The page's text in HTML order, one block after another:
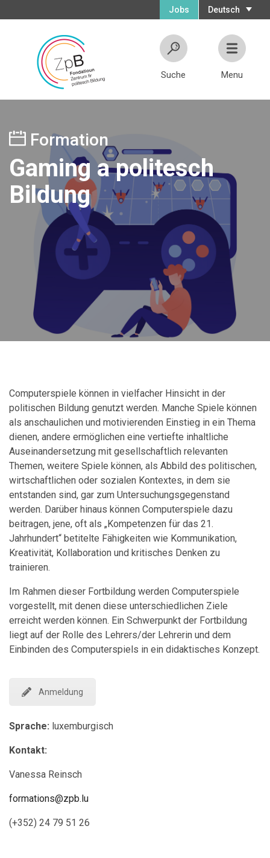
Deutsch
Jobs
Suche Menu
Formation
Gaming a politesch
Bildung
Computerspiele können in vielfacher Hinsicht in der
politischen Bildung genutzt werden. Manche Spiele können
als anschaulichen und motivierenden Einstieg in ein Thema
dienen, andere ermöglichen eine vertiefte inhaltliche
Auseinandersetzung mit gesellschaftlich relevanten
Themen, weitere Spiele können, als Abbild des politischen,
wirtschaftlichen oder sozialen Kontextes, in dem sie
entstanden sind, gar zum Untersuchungsgegenstand
werden. Darüber hinaus können Computerspiele dazu
beitragen, jene, oft als „Kompetenzen für das 21.
Jahrhundert“ betitelte Fähigkeiten wie Kommunikation,
Kreativität, Kollaboration und kritisches Denken zu
trainieren.
Im Rahmen dieser Fortbildung werden Computerspiele
vorgestellt, mit denen diese unterschiedlichen Ziele
erreicht werden können. Ein Schwerpunkt der Fortbildung
liegt auf der Rolle des Lehrers/der Lehrerin und dem
Einbinden des Computerspiels in ein didaktisches Konzept.
Anmeldung
Sprache: luxemburgisch
Kontakt:
Vanessa Reinsch
formations@zpb.lu
(+352) 24 79 51 26